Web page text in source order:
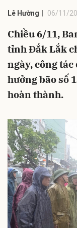
Lê Hường 06/11/
Chiều 6/11,
tỉnh Đắk Lắk
ngày, công
hưởng bão số
hoàn thành.